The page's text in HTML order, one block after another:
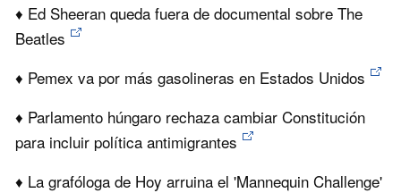
♦ Ed Sheeran queda fuera de documental sobre The
Beatles
♦ Pemex va por más gasolineras en Estados Unidos
♦ Parlamento húngaro rechaza cambiar Constitución
para incluir política antimigrantes
♦ La grafóloga de Hoy arruina el 'Mannequin Challenge'